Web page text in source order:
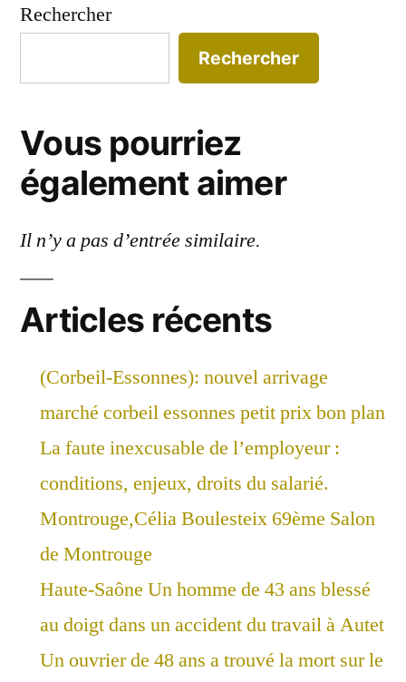
Rechercher
Rechercher
Vous pourriez
également aimer
Il n’y a pas d’entrée similaire.
Articles récents
(Corbeil-Essonnes): nouvel arrivage
marché corbeil essonnes petit prix bon plan
La faute inexcusable de l’employeur :
conditions, enjeux, droits du salarié.
Montrouge,Célia Boulesteix 69ème Salon
de Montrouge
Haute-Saône Un homme de 43 ans blessé
au doigt dans un accident du travail à Autet
Un ouvrier de 48 ans a trouvé la mort sur le